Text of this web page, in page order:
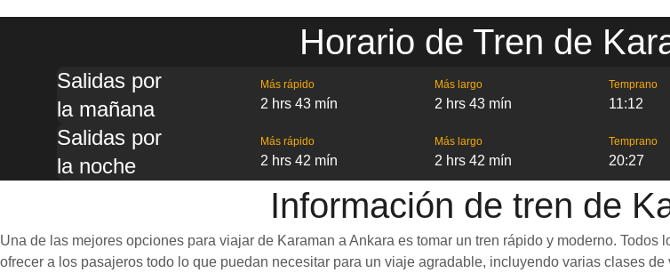
Horario de Tren de
Salidas por
la mañana
Más rápido
2 hrs 43 mín
Más largo
2 hrs 43 mín
Temprano
11:12
Salidas por
la noche
Más rápido
2 hrs 42 mín
Más largo
2 hrs 42 mín
Temprano
20:27
Información de tren de
Una de las mejores opciones para viajar de Karaman a Ankara es tomar un tren rápido y moderno.
ofrecer a los pasajeros todo lo que puedan necesitar para un viaje agradable, incluyendo varias clases